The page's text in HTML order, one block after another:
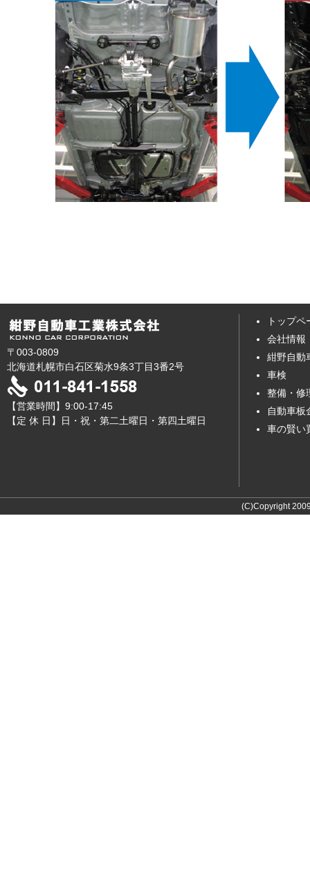
〒003-0809
北海道札幌市白石区菊水9条3丁目3番2号
【営業時間】9:00-17:45
【定 休 日】日・祝・第二土曜日・第四土曜日
トップペ
会社情報
紺野自動
車検
整備・修
自動車板
車の賢い
(C)Copyright